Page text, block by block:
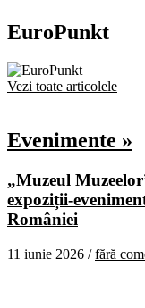
EuroPunkt
Vezi toate articolele
Evenimente »
„Muzeul
expoziții-
României
11 iunie 2026 /fără